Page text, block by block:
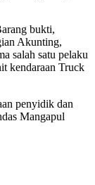
bukti,
Akunting,
salah satu pelaku
kendaraan Truck
penyidik dan
Mangapul